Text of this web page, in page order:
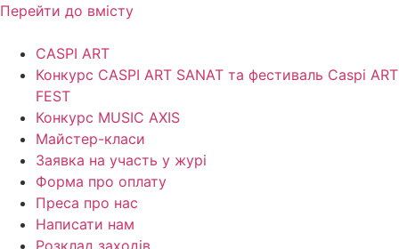
Перейти до вмісту
CASPI ART
Конкурс CASPI ART SANAT та фестиваль Caspi ART
FEST
Конкурс MUSIC AXIS
Майстер-класи
Заявка на участь у журі
Форма про оплату
Преса про нас
Написати нам
Розклад заходів